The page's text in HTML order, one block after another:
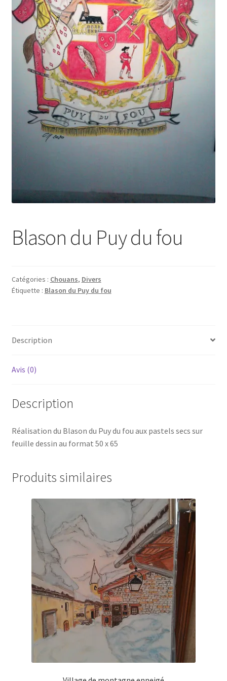
Tarifs
WPMS HTML Sitemap
Blason du Puy du fou
Catégories : Chouans, Divers
Étiquette : Blason du Puy du fou
Description
Avis (0)
Description
Réalisation du Blason du Puy du fou aux pastels secs sur
feuille dessin au format 50 x 65
Produits similaires